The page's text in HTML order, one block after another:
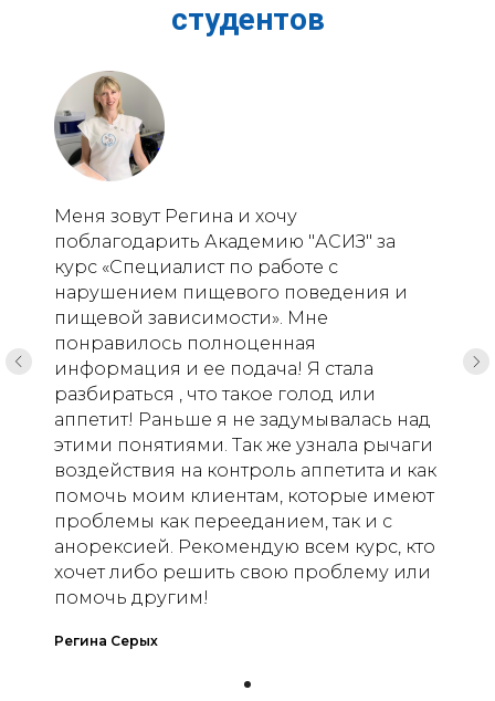
студентов
Меня зовут Регина и хочу
поблагодарить Академию "АСИЗ" за
курс «Специалист по работе с
нарушением пищевого поведения и
пищевой зависимости». Мне
понравилось полноценная
информация и ее подача! Я стала
разбираться , что такое голод или
аппетит! Раньше я не задумывалась над
этими понятиями. Так же узнала рычаги
воздействия на контроль аппетита и как
помочь моим клиентам, которые имеют
проблемы как перееданием, так и с
анорексией. Рекомендую всем курс, кто
хочет либо решить свою проблему или
помочь другим!
Регина Серых